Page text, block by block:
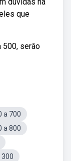
que
500, serão
a 700
a 800
300